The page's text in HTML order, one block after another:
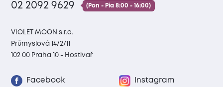
02 2092 9629
(Pon - Pia 8:00 - 16:00)
VIOLET MOON s.r.o.
Průmyslová 1472/11
102 00 Praha 10 - Hostivař
Facebook Instagram